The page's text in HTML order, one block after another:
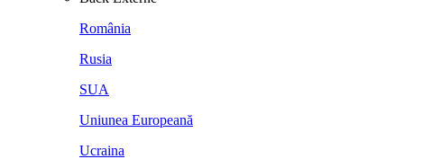
România
Rusia
SUA
Uniunea Europeană
Ucraina